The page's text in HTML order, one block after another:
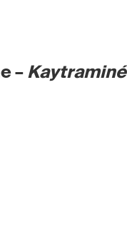
–Kaytraminé